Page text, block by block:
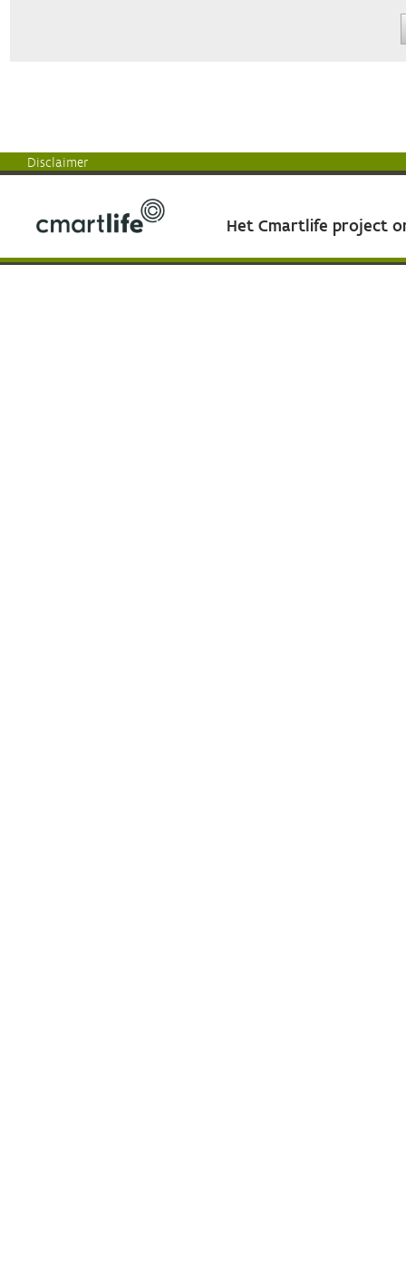
Disclaimer
Het Cmartlife project